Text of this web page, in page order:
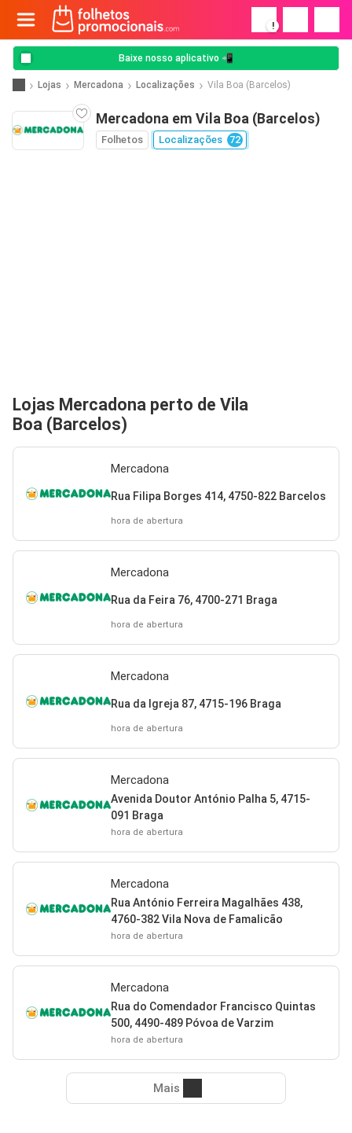
!
Baixe nosso aplicativo 📲
Lojas Mercadona Localizações Vila Boa (Barcelos)
Mercadona em Vila Boa (Barcelos)
Folhetos Localizações 72
Lojas Mercadona perto de Vila
Boa (Barcelos)
Mercadona
Rua Filipa Borges 414, 4750-822 Barcelos
hora de abertura
Mercadona
Rua da Feira 76, 4700-271 Braga
hora de abertura
Mercadona
Rua da Igreja 87, 4715-196 Braga
hora de abertura
Mercadona
Avenida Doutor António Palha 5, 4715-
091 Braga
hora de abertura
Mercadona
Rua António Ferreira Magalhães 438,
4760-382 Vila Nova de Famalicão
hora de abertura
Mercadona
Rua do Comendador Francisco Quintas
500, 4490-489 Póvoa de Varzim
hora de abertura
Mais